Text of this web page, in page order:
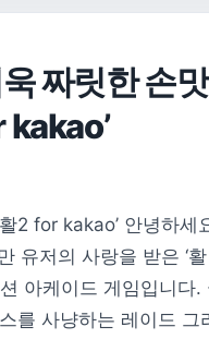
짜릿한 손
kakao’
2 for kakao’ 안녕하
유저의 사랑을 받은 ‘
아케이드 게임입니다
를 사냥하는 레이드 그